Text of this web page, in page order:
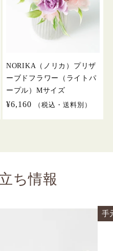
NORIKA（ノリカ）プリザ
ーブドフラワー（ライトパ
ープル）Mサイズ
通
¥6,160 （税込・送料別）
ち情報
手